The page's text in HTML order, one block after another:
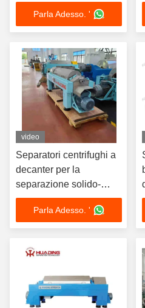
decantatore di CBD
Parla Adesso. '
video
Separatori centrifughi a
decanter per la
separazione solido-
liquido nella
disidratazione dei fanghi
con azionamento a
funzionamento
Parla Adesso. '